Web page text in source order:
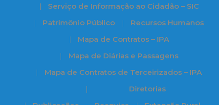
Serviço de Informação ao Cidadão – SIC
Patrimônio Público
Recursos Humanos
Mapa de Contratos – IPA
Mapa de Diárias e Passagens
Mapa de Contratos de Terceirizados – IPA
Diretorias